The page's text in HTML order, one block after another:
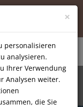
×
personalisieren
analysieren.
Ihrer Verwendung
Analysen weiter.
die Sie